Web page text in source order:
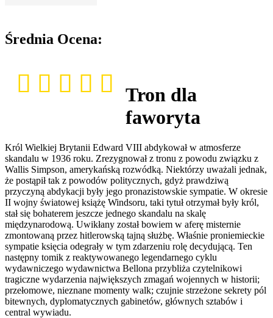
Średnia Ocena:
Tron dla
faworyta
Król Wielkiej Brytanii Edward VIII abdykował w atmosferze
skandalu w 1936 roku. Zrezygnował z tronu z powodu związku z
Wallis Simpson, amerykańską rozwódką. Niektórzy uważali jednak,
że postąpił tak z powodów politycznych, gdyż prawdziwą
przyczyną abdykacji były jego pronazistowskie sympatie. W okresie
II wojny światowej książę Windsoru, taki tytuł otrzymał były król,
stał się bohaterem jeszcze jednego skandalu na skalę
międzynarodową. Uwikłany został bowiem w aferę misternie
zmontowaną przez hitlerowską tajną służbę. Właśnie proniemieckie
sympatie księcia odegrały w tym zdarzeniu rolę decydującą. Ten
następny tomik z reaktywowanego legendarnego cyklu
wydawniczego wydawnictwa Bellona przybliża czytelnikowi
tragiczne wydarzenia największych zmagań wojennych w historii;
przełomowe, nieznane momenty walk; czujnie strzeżone sekrety pól
bitewnych, dyplomatycznych gabinetów, głównych sztabów i
central wywiadu.